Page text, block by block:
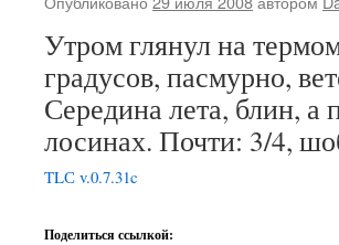
Утром глянул на
градусов, пасмурно,
Середина лета, блин, а
лосинах. Почти: 3/4,
TLС v.0.7.31c
Поделиться ссылкой: